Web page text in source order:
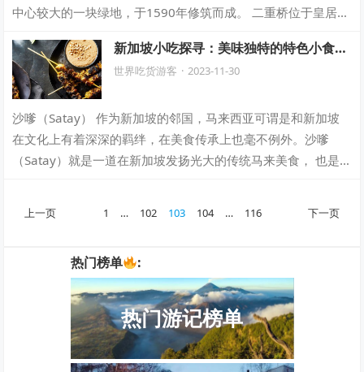
中心较大的一块绿地，于1590年修筑而成。 二重桥位于皇居正
新加坡小吃探寻：美味独特的特色小食，
暖胃又暖心，舌尖上的新加坡美食之旅！
世界吃货游客 · 2023-11-30
沙嗲（Satay） 作为新加坡的邻国，马来西亚可谓是和新加坡
在文化上有着深深的羁绊，在美食传承上也毫不例外。沙嗲
（Satay）就是一道在新加坡发扬光大的传统马来美食， 也是
文
上一页 1 … 102 103 104 … 116 下一页
热门榜单 :
热门游记榜单